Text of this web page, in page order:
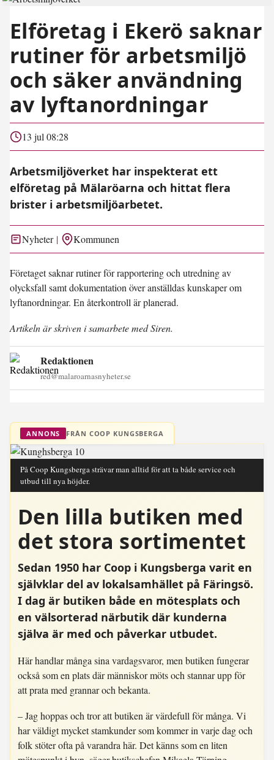
Elföretag i Ekerö saknar
rutiner för arbetsmiljö
och säker användning
av lyftanordningar
13 jul 08:28
Arbetsmiljöverket har inspekterat ett
elföretag på Mälaröarna och hittat flera
brister i arbetsmiljöarbetet.
Nyheter Kommunen
Företaget saknar rutiner för rapportering och utredning av
olycksfall samt dokumentation över anställdas kunskaper om
lyftanordningar. En återkontroll är planerad.
Artikeln är skriven i samarbete med Siren.
Redaktionen
red@malaroarnasnyheter.se
ANNONS FRÅN COOP KUNGSBERGA
På Coop Kungsberga strävar man alltid för att ta både service och
utbud till nya höjder.
Den lilla butiken med
det stora sortimentet
Sedan 1950 har Coop i Kungsberga varit en
självklar del av lokalsamhället på Färingsö.
I dag är butiken både en mötesplats och
en välsorterad närbutik där kunderna
själva är med och påverkar utbudet.
Här handlar många sina vardagsvaror, men butiken fungerar
också som en plats där människor möts och stannar upp för
att prata med grannar och bekanta.
– Jag hoppas och tror att butiken är värdefull för många. Vi
har väldigt mycket stamkunder som kommer in varje dag och
folk stöter ofta på varandra här. Det känns som en liten